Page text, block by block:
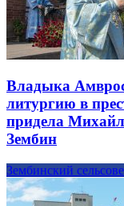
Владыка
литургию в
придела
Зембин
Зембинский